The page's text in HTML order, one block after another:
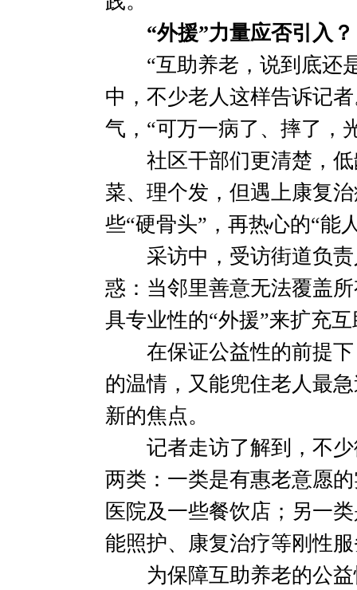
“外援”力量应否引入？
“互助养老，说到底还
中，不少老人这样告诉记
气，“可万一病了、摔了，
社区干部们更清楚，低
菜、理个发，但遇上康复
些“硬骨头”，再热心的“能
采访中，受访街道负责
惑：当邻里善意无法覆盖
具专业性的“外援”来扩充
在保证公益性的前提下
的温情，又能兜住老人最
新的焦点。
记者走访了解到，不少
两类：一类是有惠老意愿
医院及一些餐饮店；另一
能照护、康复治疗等刚性
为保障互助养老的公益